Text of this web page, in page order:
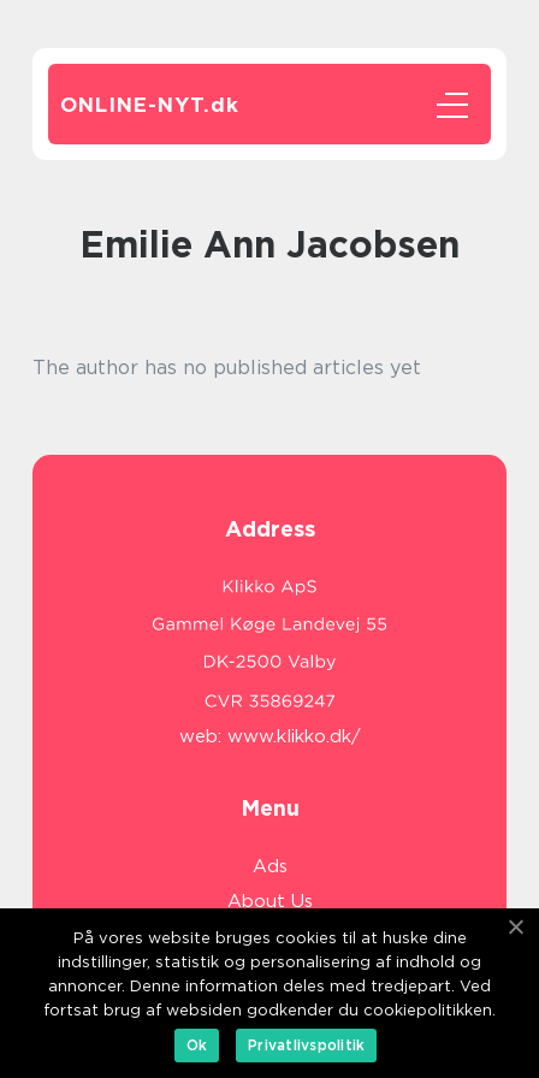
ONLINE-NYT.dk
Emilie Ann Jacobsen
The author has no published articles yet
Address
web: www.klikko.dk/
Menu
Ads
About Us
Cookies
Contact
Sitemap
På vores website bruges cookies til at huske dine
indstillinger, statistik og personalisering af indhold og
annoncer. Denne information deles med tredjepart. Ved
fortsat brug af websiden godkender du cookiepolitikken.
Ok
Privatlivspolitik